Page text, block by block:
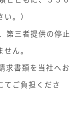
。）
第三者提供の停止
ん。
求書類を当社へお
てご負担くださ